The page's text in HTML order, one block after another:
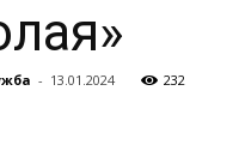
- 13.01.2024 232